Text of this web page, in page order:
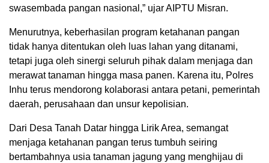
swasembada pangan nasional,” ujar AIPTU Misran.
Menurutnya, keberhasilan program ketahanan pangan
tidak hanya ditentukan oleh luas lahan yang ditanami,
tetapi juga oleh sinergi seluruh pihak dalam menjaga dan
merawat tanaman hingga masa panen. Karena itu, Polres
Inhu terus mendorong kolaborasi antara petani, pemerintah
daerah, perusahaan dan unsur kepolisian.
Dari Desa Tanah Datar hingga Lirik Area, semangat
menjaga ketahanan pangan terus tumbuh seiring
bertambahnya usia tanaman jagung yang menghijau di